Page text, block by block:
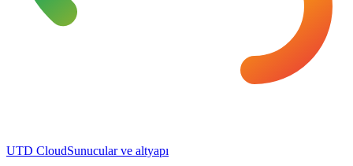
UTD CloudSunucular ve altyapı